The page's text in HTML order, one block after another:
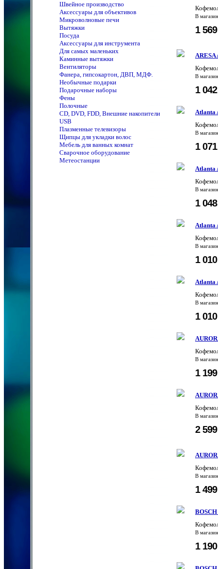
Швейное производство
Аксессуары для объективов
Микроволновые печи
Вытяжки
Посуда
Аксессуары для инструмента
Для самых маленьких
Каминные вытяжки
Вентиляторы
Фанера, гипсокартон, ДВП, МДФ.
Необычные подарки
Подарочные наборы
Фены
Полочные
CD, DVD, FDD, Внешние накопители
USB
Плазменные телевизоры
Щипцы для укладки волос
Мебель для ванных комнат
Сварочное оборудование
Метеостанции
В
1
ARESA
В
1
Atlanta
В
1
Atlanta
В
1
Atlanta
В
1
Atlanta
В
1
В
1
В
2
В
1
В
1